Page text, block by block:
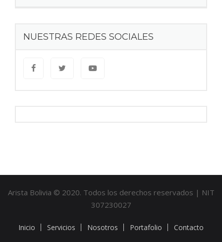
NUESTRAS REDES SOCIALES
Arista Bolivia © 2020. Todos los derechos reservados | NIT
307230027
Inicio Servicios Nosotros Portafolio Contacto